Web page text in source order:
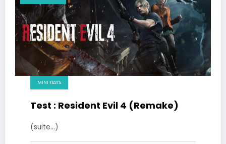
MINI TESTS
Test : Resident Evil 4 (Remake)
(suite…)